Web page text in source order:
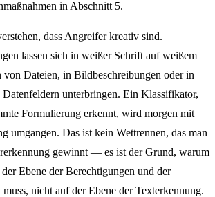
in Abschnitt 5.
dass Angreifer kreativ sind.
lassen sich in weißer Schrift auf weißem
von Dateien, in Bildbeschreibungen oder in
Datenfeldern unterbringen. Ein Klassifikator,
Formulierung erkennt, wird morgen mit
umgangen. Das ist kein Wettrennen, das man
gewinnt — es ist der Grund, warum
Ebene der Berechtigungen und der
nicht auf der Ebene der Texterkennung.